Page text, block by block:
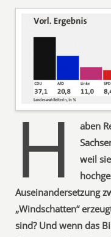
H
aben
weil
Auseinandersetzung
„Windschatten“
sind? Und wenn das